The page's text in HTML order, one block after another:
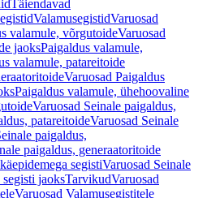
Täiendavad
ValamusegistidVaruosad
valamule, võrgutoideVaruosad
jaoksPaigaldus valamule,
valamule, patareitoide
Varuosad Paigaldus
Paigaldus valamule, ühehoovaline
Varuosad Seinale paigaldus,
patareitoideVaruosad Seinale
paigaldus,
paigaldus, generaatoritoide
segistiVaruosad Seinale
jaoksTarvikudVaruosad
Varuosad Valamusegistitele